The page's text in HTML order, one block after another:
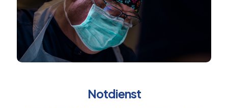
Notdienst